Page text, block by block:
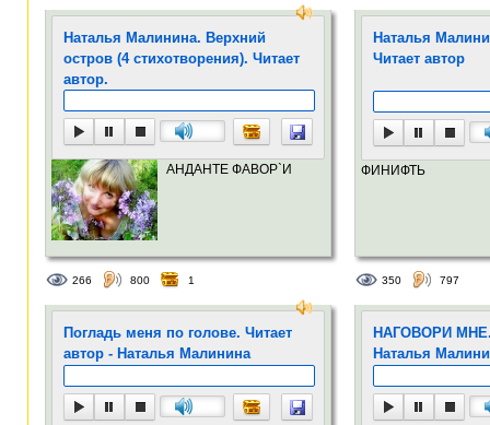
Наталья Малинина. Верхний
остров (4 стихотворения). Читает
автор.
АНДАНТЕ ФАВОР`И
266 800 1
Наталья
Читает автор
ФИНИФТЬ
350 797
Погладь меня по голове. Читает
автор - Наталья Малинина
НАГОВОРИ МНЕ.
Наталья